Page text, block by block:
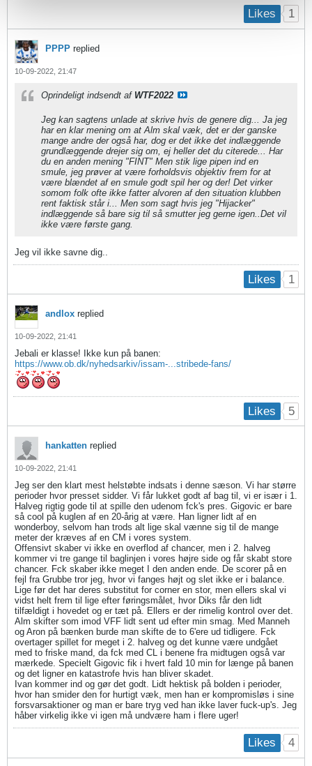
Likes 1
PPPP replied
10-09-2022, 21:47
Oprindeligt indsendt af WTF2022
Jeg kan sagtens unlade at skrive hvis de genere dig... Ja jeg
har en klar mening om at Alm skal væk, det er der ganske
mange andre der også har, dog er det ikke det indlæggende
grundlæggende drejer sig om, ej heller det du citerede... Har
du en anden mening "FINT" Men stik lige pipen ind en
smule, jeg prøver at være forholdsvis objektiv frem for at
være blændet af en smule godt spil her og der! Det virker
somom folk ofte ikke fatter alvoren af den situation klubben
rent faktisk står i... Men som sagt hvis jeg "Hijacker"
indlæggende så bare sig til så smutter jeg gerne igen..Det vil
ikke være første gang.
Jeg vil ikke savne dig..
Likes 1
andlox replied
10-09-2022, 21:41
Jebali er klasse! Ikke kun på banen:
https://www.ob.dk/nyhedsarkiv/issam-...stribede-fans/
Likes 5
hankatten replied
10-09-2022, 21:41
Jeg ser den klart mest helstøbte indsats i denne sæson. Vi har større
perioder hvor presset sidder. Vi får lukket godt af bag til, vi er især i 1.
Halveg rigtig gode til at spille den udenom fck's pres. Gigovic er bare
så cool på kuglen af en 20-årig at være. Han ligner lidt af en
wonderboy, selvom han trods alt lige skal vænne sig til de mange
meter der kræves af en CM i vores system.
Offensivt skaber vi ikke en overflod af chancer, men i 2. halveg
kommer vi tre gange til baglinjen i vores højre side og får skabt store
chancer. Fck skaber ikke meget I den anden ende. De scorer på en
fejl fra Grubbe tror jeg, hvor vi fanges højt og slet ikke er i balance.
Lige før det har deres substitut for corner en stor, men ellers skal vi
vidst helt frem til lige efter føringsmålet, hvor Diks får den lidt
tilfældigt i hovedet og er tæt på. Ellers er der rimelig kontrol over det.
Alm skifter som imod VFF lidt sent ud efter min smag. Med Manneh
og Aron på bænken burde man skifte de to 6'ere ud tidligere. Fck
overtager spillet for meget i 2. halveg og det kunne være undgået
med to friske mand, da fck med CL i benene fra midtugen også var
mærkede. Specielt Gigovic fik i hvert fald 10 min for længe på banen
og det ligner en katastrofe hvis han bliver skadet.
Ivan kommer ind og gør det godt. Lidt hektisk på bolden i perioder,
hvor han smider den for hurtigt væk, men han er kompromisløs i sine
forsvarsaktioner og man er bare tryg ved han ikke laver fuck-up's. Jeg
håber virkelig ikke vi igen må undvære ham i flere uger!
Likes 4